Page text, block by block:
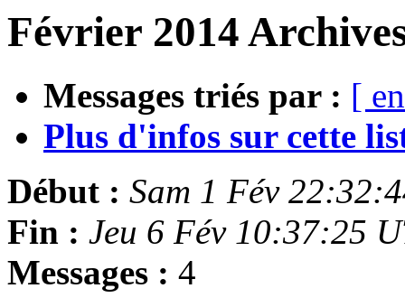
Février 2014
Messages triés par : [
Plus d'infos sur cette
Début : Sam 1 Fév
Fin : Jeu 6 Fév 10:37:25
Messages : 4